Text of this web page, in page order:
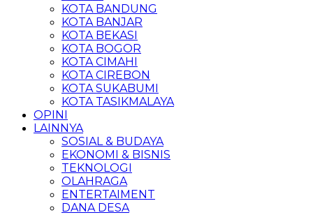
KOTA BANDUNG
KOTA BANJAR
KOTA BEKASI
KOTA BOGOR
KOTA CIMAHI
KOTA CIREBON
KOTA SUKABUMI
KOTA TASIKMALAYA
OPINI
LAINNYA
SOSIAL & BUDAYA
EKONOMI & BISNIS
TEKNOLOGI
OLAHRAGA
ENTERTAIMENT
DANA DESA